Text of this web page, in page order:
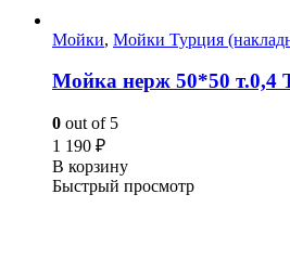
Мойки, Мойки Турция
Мойка нерж 50*50 т.0,4
0 out of 5
1 190 ₽
В корзину
Быстрый просмотр